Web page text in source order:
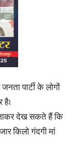
पार्टी के लोगों
देख सकते हैं कि
किलो गंदगी मां